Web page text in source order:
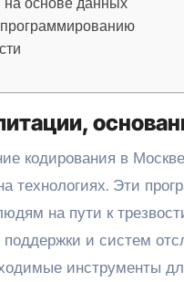
кодирования в
технологиях. Эти
на пути к
и систем
инструменты